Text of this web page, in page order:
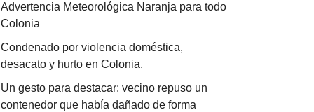
Advertencia Meteorológica Naranja para todo
Colonia
Condenado por violencia doméstica,
desacato y hurto en Colonia.
Un gesto para destacar: vecino repuso un
contenedor que había dañado de forma